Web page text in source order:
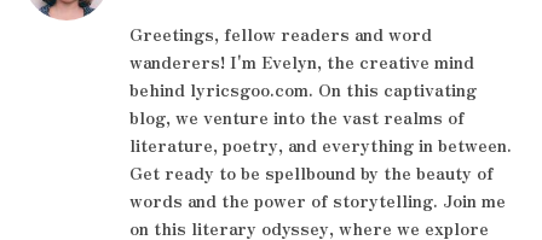
Greetings, fellow readers and word
wanderers! I'm Evelyn, the creative mind
behind lyricsgoo.com. On this captivating
blog, we venture into the vast realms of
literature, poetry, and everything in between.
Get ready to be spellbound by the beauty of
words and the power of storytelling. Join me
on this literary odyssey, where we explore